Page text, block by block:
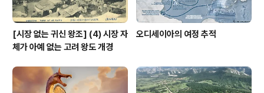
[시장 없는 귀신 왕조] (4) 시장 자
체가 아예 없는 고려 왕도 개경
오디세이아의 여정 추적